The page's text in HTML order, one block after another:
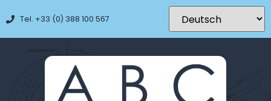
Tel. +33 (0) 388 100 567